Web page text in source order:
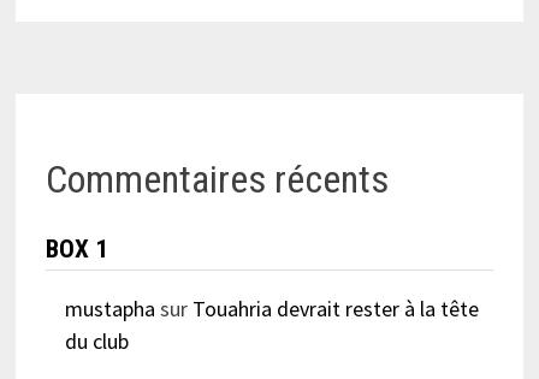
Commentaires récents
BOX 1
mustapha sur Touahria devrait rester à la tête
du club